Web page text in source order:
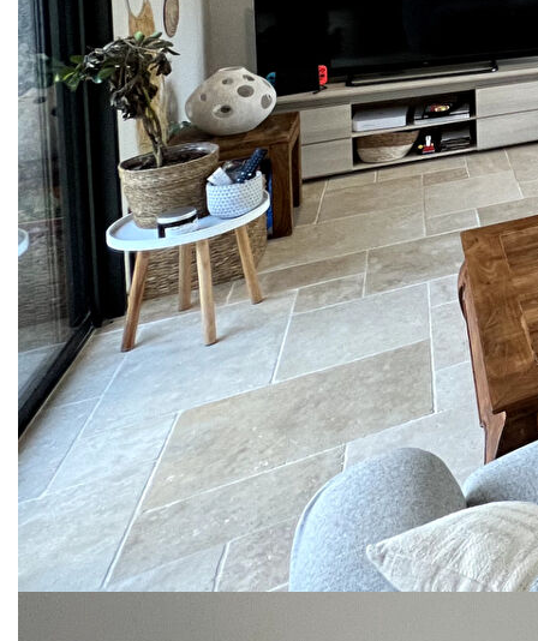
Proche de la RN 165 et des axes principaux à seulement
18 minutes de Lorient et d' Auray, vous serez séduits par
ses qualités de finitions !
Située au calme , cette longère est composée en rez-de-
chaussée d'une superbe pièce de vie lumineuse d'environ
75m2 avec cuisine équipée/aménagée, buanderie et WC.
A l'étage, un bel espace mezzanine, une suite parentale de
25m2 , deux belles chambres et une salle d'eau avec WC
Vous apprécierez les prestations de ce bien rare :
chauffage au sol, isolation renforcée ...
Coup de coeur !
Prestations énergétiques au RDV !
Prix net vendeur : 499 000€ et 5% ttc d'honoraires charge
acquéreur
Les informations sur les risques auxquels ce bien est
exposé sont disponibles sur le site Géorisques: